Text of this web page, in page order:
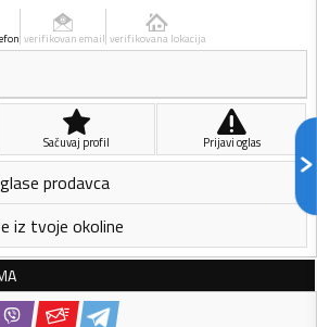
verifikovan email verifikovana lokacija
Sačuvaj profil Prijavi oglas
prodavca
iz tvoje okoline